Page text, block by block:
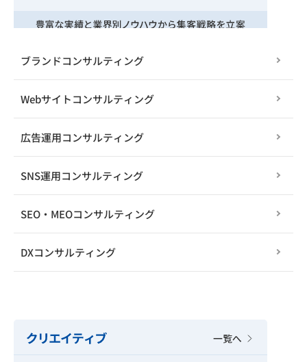
ブランドコンサルティング
Webサイトコンサルティング
広告運用コンサルティング
SNS運用コンサルティング
SEO・MEOコンサルティング
DXコンサルティング